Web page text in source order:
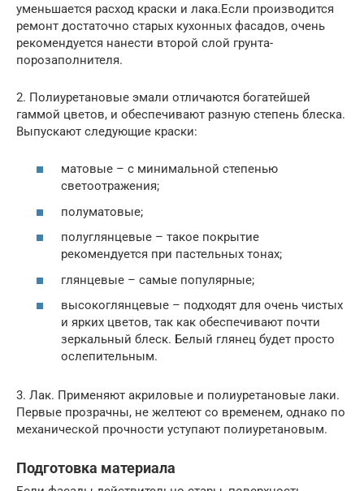
уменьшается расход краски и лака.Если производится
ремонт достаточно старых кухонных фасадов, очень
рекомендуется нанести второй слой грунта-
порозаполнителя.
2. Полиуретановые эмали отличаются богатейшей
гаммой цветов, и обеспечивают разную степень блеска.
Выпускают следующие краски:
матовые – с минимальной степенью
светоотражения;
полуматовые;
полуглянцевые – такое покрытие
рекомендуется при пастельных тонах;
глянцевые – самые популярные;
высокоглянцевые – подходят для очень чистых
и ярких цветов, так как обеспечивают почти
зеркальный блеск. Белый глянец будет просто
ослепительным.
3. Лак. Применяют акриловые и полиуретановые лаки.
Первые прозрачны, не желтеют со временем, однако по
механической прочности уступают полиуретановым.
Подготовка материала